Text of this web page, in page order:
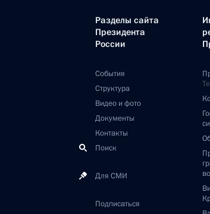
Разделы сайта
Президента
России
События
Структура
Видео и фото
Документы
Контакты
Поиск
Для СМИ
Подписаться